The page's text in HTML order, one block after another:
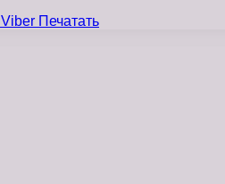
Viber Печатать